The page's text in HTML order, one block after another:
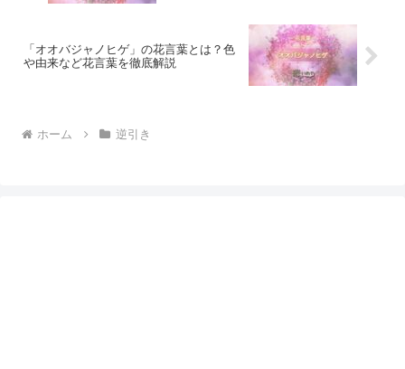
「オオバジャノヒゲ」の花言葉とは？色
や由来など花言葉を徹底解説
ホーム 逆引き